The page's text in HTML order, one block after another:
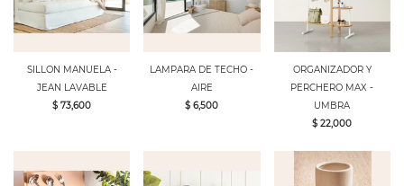
SILLON MANUELA -
JEAN LAVABLE
$ 73,600
LAMPARA DE TECHO -
AIRE
$ 6,500
ORGANIZADOR Y
PERCHERO MAX -
UMBRA
$ 22,000